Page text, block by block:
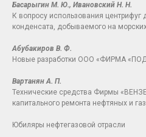
Басарыгин М. Ю., Ивановский Н. Н.
К вопросу использования центрифуг
конденсата, добываемого на
Абубакиров В. Ф.
Новые разработки ООО «ФИРМА
Вартанян А. П.
Технические средства Фирмы
капитального ремонта нефтяных и
Юбиляры нефтегазовой отрасли